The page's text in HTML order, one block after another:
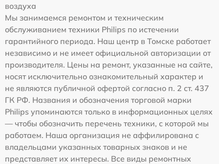
воздуха
Мы занимаемся ремонтом и техническим
обслуживанием техники Philips по истечении
гарантийного периода. Наш центр в Томске работает
независимо и не имеет официальной авторизации от
производителя. Цены на ремонт, указанные на сайте,
носят исключительно ознакомительный характер и
не являются публичной офертой согласно п. 2 ст. 437
ГК РФ. Названия и обозначения торговой марки
Philips упоминаются только в информационных целях
— чтобы обозначить перечень техники, с которой мы
работаем. Наша организация не аффилирована с
владельцами указанных товарных знаков и не
представляет их интересы. Все виды ремонтных